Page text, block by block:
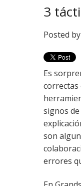
3
Posted by
Es
correctas
signos
son
errores